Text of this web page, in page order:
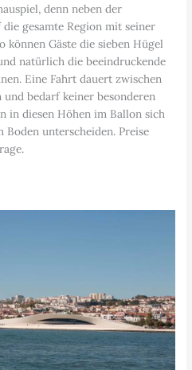
denn neben der
gesamte Region mit seiner
können Gäste die sieben Hügel
natürlich die beeindruckende
Eine Fahrt dauert zwischen
bedarf keiner besonderen
in diesen Höhen im Ballon sich
unterscheiden. Preise